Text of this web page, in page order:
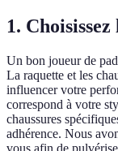
1.
Un bon joueur de
La raquette et les
influencer votre
correspond à votre
chaussures
adhérence. Nous